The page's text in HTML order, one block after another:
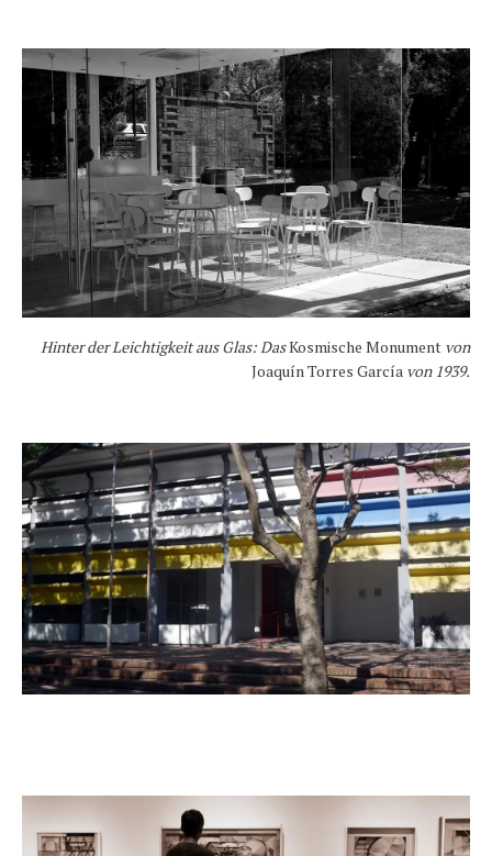
Hinter der Leichtigkeit aus Glas: DasKosmische Monument von
Joaquín Torres García von 1939.